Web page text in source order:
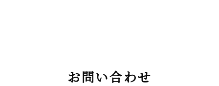
お問い合わせ